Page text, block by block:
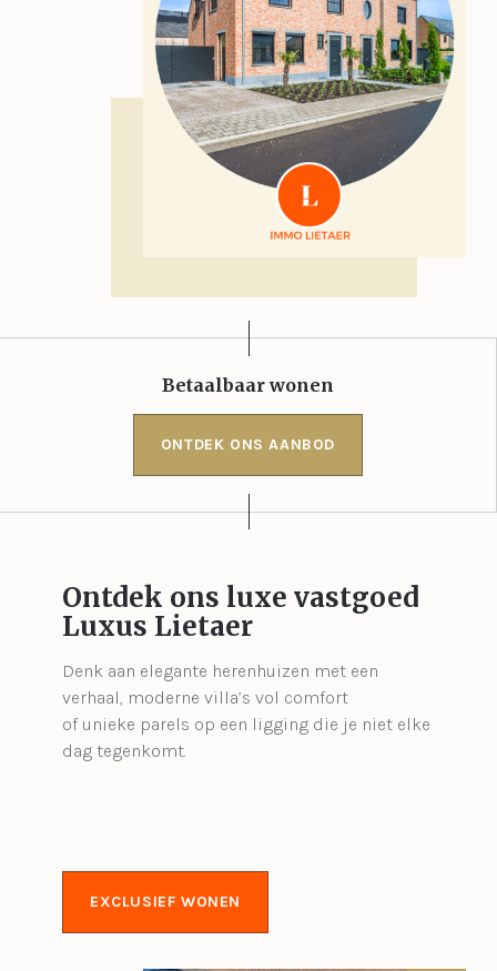
Betaalbaar wonen
ONTDEK ONS AANBOD
Ontdek ons luxe vastgoed
Luxus Lietaer
Denk aan elegante herenhuizen met een
verhaal, moderne villa’s vol comfort
of unieke parels op een ligging die je niet elke
dag tegenkomt.
EXCLUSIEF WONEN